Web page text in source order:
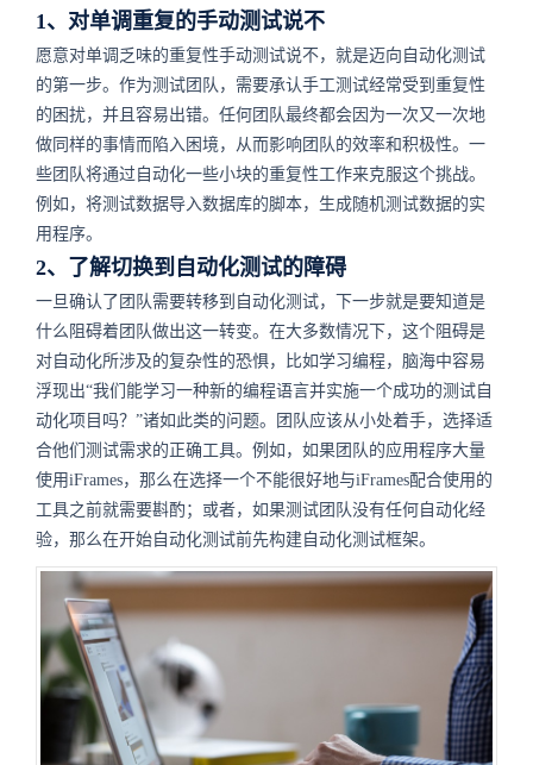
1、对单调重复的手动测试说不
愿意对单调乏味的重复性手动测试说不，就是迈向自动化测试
的第一步。作为测试团队，需要承认手工测试经常受到重复性
的困扰，并且容易出错。任何团队最终都会因为一次又一次地
做同样的事情而陷入困境，从而影响团队的效率和积极性。一
些团队将通过自动化一些小块的重复性工作来克服这个挑战。
例如，将测试数据导入数据库的脚本，生成随机测试数据的实
用程序。
2、了解切换到自动化测试的障碍
一旦确认了团队需要转移到自动化测试，下一步就是要知道是
什么阻碍着团队做出这一转变。在大多数情况下，这个阻碍是
对自动化所涉及的复杂性的恐惧，比如学习编程，脑海中容易
浮现出“我们能学习一种新的编程语言并实施一个成功的测试自
动化项目吗？”诸如此类的问题。团队应该从小处着手，选择适
合他们测试需求的正确工具。例如，如果团队的应用程序大量
使用iFrames，那么在选择一个不能很好地与iFrames配合使用的
工具之前就需要斟酌；或者，如果测试团队没有任何自动化经
验，那么在开始自动化测试前先构建自动化测试框架。